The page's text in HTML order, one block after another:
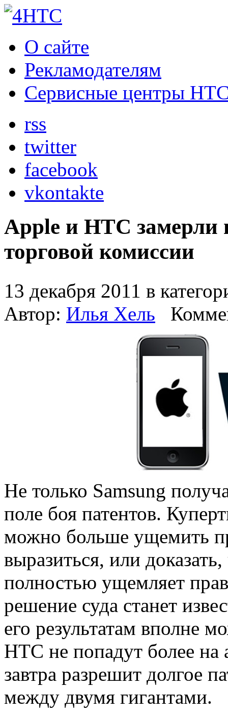
О сайте
Рекламодателям
Сервисные центры
rss
twitter
facebook
vkontakte
Apple и HTC
торговой комиссии
13 декабря 2011 в
Автор: Илья Хель
Не только Samsung
поле боя патентов.
можно больше ущемить
выразиться, или
полностью ущемляет
решение суда станет
его результатам вполне
HTC не попадут более
завтра разрешит долгое
между двумя гигантами.